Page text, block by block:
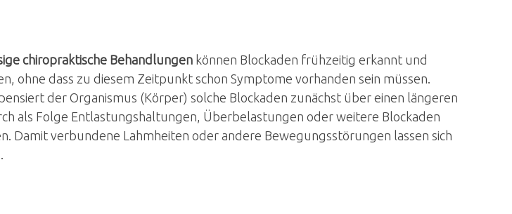
chiropraktische Behandlungenkönnen Blockaden frühzeitig erkannt und
ohne dass zu diesem Zeitpunkt schon Symptome vorhanden sein müssen.
der Organismus (Körper) solche Blockaden zunächst über einen längeren
als Folge Entlastungshaltungen, Überbelastungen oder weitere Blockaden
Damit verbundene Lahmheiten oder andere Bewegungsstörungen lassen sich